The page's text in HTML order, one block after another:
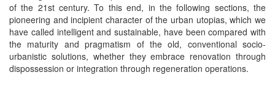
of the 21st century. To this end, in the following sections, the
pioneering and incipient character of the urban utopias, which we
have called intelligent and sustainable, have been compared with
the maturity and pragmatism of the old, conventional socio-
urbanistic solutions, whether they embrace renovation through
dispossession or integration through regeneration operations.